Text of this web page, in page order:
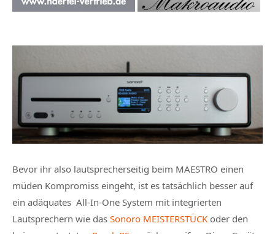
Bevor ihr also lautsprecherseitig beim MAESTRO einen
müden Kompromiss eingeht, ist es tatsächlich besser auf
ein adäquates All-In-One System mit integrierten
Lautsprechern wie das Sonoro MEISTERSTÜCK oder den